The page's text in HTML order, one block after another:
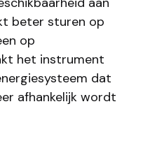
beter sturen op
op
het instrument
dat
afhankelijk wordt